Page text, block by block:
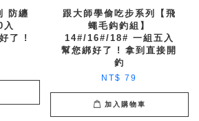
防纏
入
了 !
跟大師學偷吃步系列【飛
蠅毛鈎釣組】
14#/16#/18# 一組五入
幫您綁好了 ! 拿到直接開
釣
NT$ 79
加入購物車